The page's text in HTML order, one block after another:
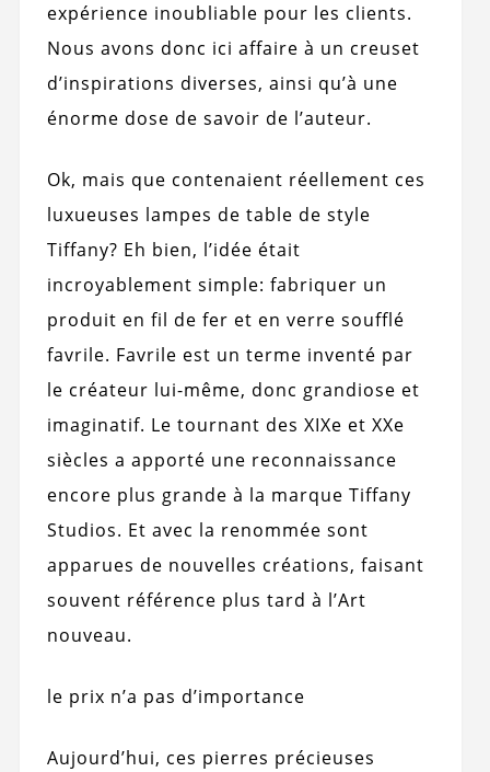
expérience inoubliable pour les clients.
Nous avons donc ici affaire à un creuset
d’inspirations diverses, ainsi qu’à une
énorme dose de savoir de l’auteur.
Ok, mais que contenaient réellement ces
luxueuses lampes de table de style
Tiffany? Eh bien, l’idée était
incroyablement simple: fabriquer un
produit en fil de fer et en verre soufflé
favrile. Favrile est un terme inventé par
le créateur lui-même, donc grandiose et
imaginatif. Le tournant des XIXe et XXe
siècles a apporté une reconnaissance
encore plus grande à la marque Tiffany
Studios. Et avec la renommée sont
apparues de nouvelles créations, faisant
souvent référence plus tard à l’Art
nouveau.
le prix n’a pas d’importance
Aujourd’hui, ces pierres précieuses